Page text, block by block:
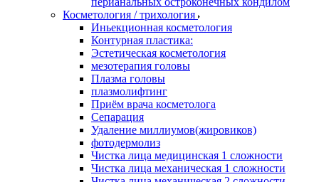
Косметология / трихология
Иньекционная косметология
Контурная пластика:
Эстетическая косметология
мезотерапия головы
Плазма головы
плазмолифтинг
Приём врача косметолога
Сепарация
Удаление миллиумов(жировиков)
фотодермолиз
Чистка лица медицинская 1 сложности
Чистка лица механическая 1 сложности